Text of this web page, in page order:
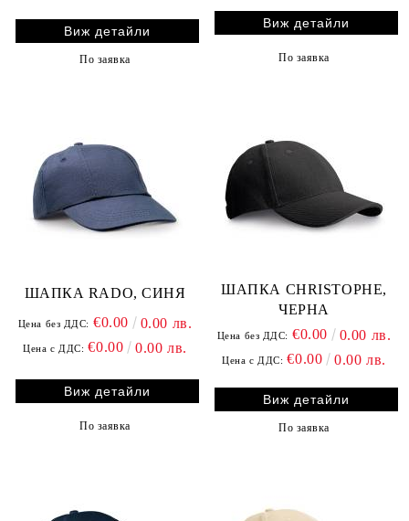
Виж детайли
По заявка
Виж детайли
По заявка
ШАПКА RADO, СИНЯ
Цена без ДДС: €0.00 0.00 лв.
Цена с ДДС: €0.00 0.00 лв.
Виж детайли
По заявка
ШАПКА CHRISTOPHE,
ЧЕРНА
Цена без ДДС: €0.00 0.00 лв.
Цена с ДДС: €0.00 0.00 лв.
Виж детайли
По заявка